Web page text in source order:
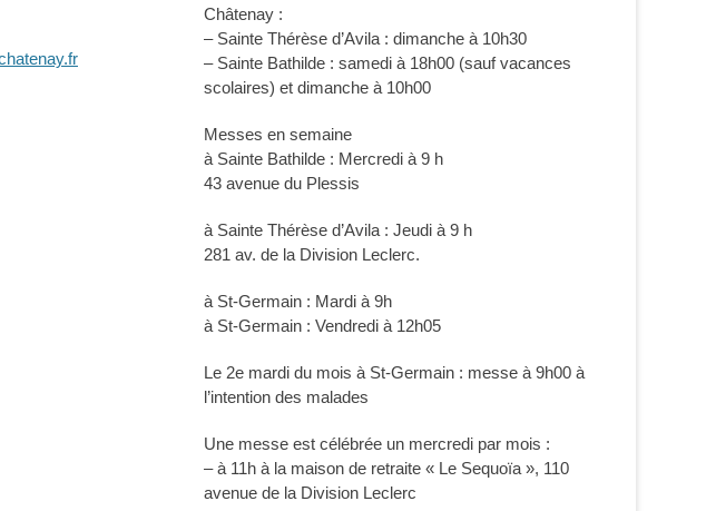
Châtenay :
– Sainte Thérèse d’Avila : dimanche à 10h30
– Sainte Bathilde : samedi à 18h00 (sauf vacances
scolaires) et dimanche à 10h00
Messes en semaine
à Sainte Bathilde : Mercredi à 9 h
43 avenue du Plessis
à Sainte Thérèse d’Avila : Jeudi à 9 h
281 av. de la Division Leclerc.
à St-Germain : Mardi à 9h
à St-Germain : Vendredi à 12h05
Le 2e mardi du mois à St-Germain : messe à 9h00 à
l’intention des malades
Une messe est célébrée un mercredi par mois :
– à 11h à la maison de retraite « Le Sequoïa », 110
avenue de la Division Leclerc